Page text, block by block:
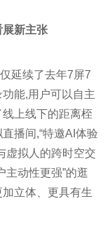
展新主张
延续了去年7屏7
能,用户可以自主
上线下的距离桎
播间,“特邀AI体验
虚拟人的跨时空交
主动性更强”的逛
立体、更具有生